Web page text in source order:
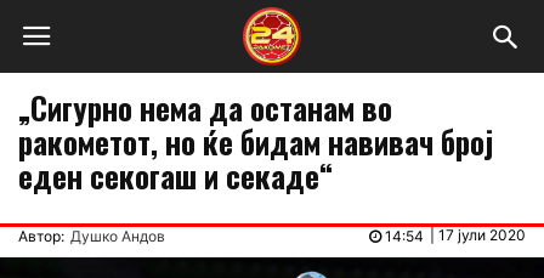
„Сигурно нема да останам во
ракометот, но ќе бидам навивач број
еден секогаш и секаде“
Автор: Душко Андов 17 јули 2020
14:54